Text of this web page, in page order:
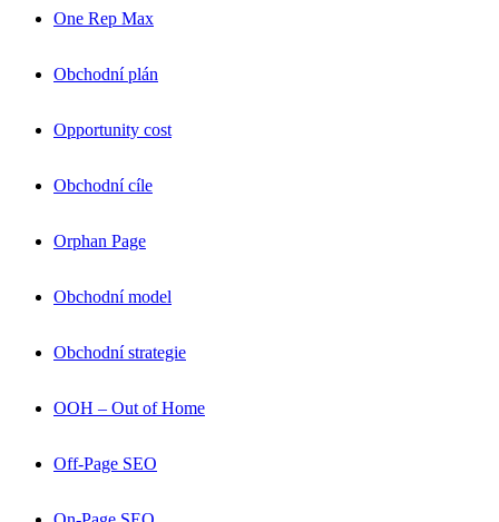
One Rep Max
Obchodní plán
Opportunity cost
Obchodní cíle
Orphan Page
Obchodní model
Obchodní strategie
OOH – Out of Home
Off-Page SEO